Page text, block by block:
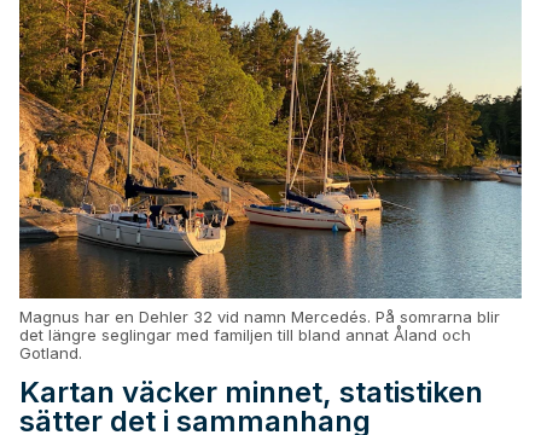
Magnus har en Dehler 32 vid namn Mercedés. På somrarna blir
det längre seglingar med familjen till bland annat Åland och
Gotland.
Kartan väcker minnet, statistiken
sätter det i sammanhang